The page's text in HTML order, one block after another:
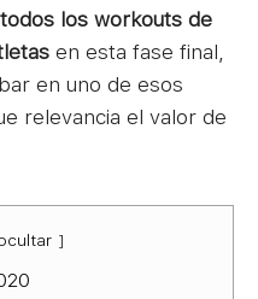
todos los workouts de
en esta fase final,
en uno de esos
relevancia el valor de